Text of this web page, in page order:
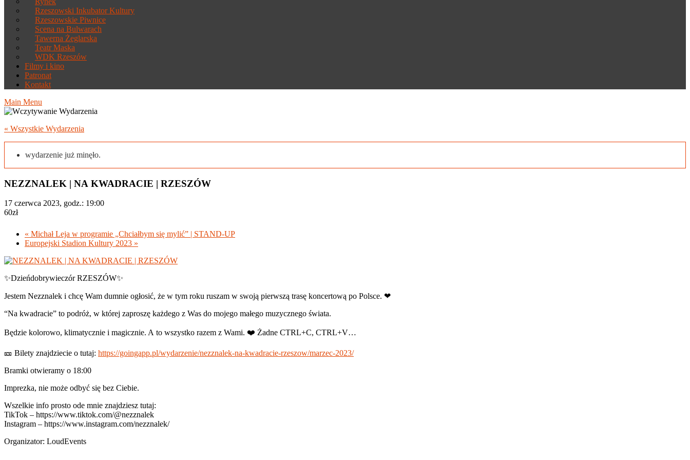
Rzeszowski Inkubator Kultury
Rzeszowskie Piwnice
Scena na Bulwarach
Tawerna Żeglarska
Teatr Maska
WDK Rzeszów
Filmy i kino
Patronat
Kontakt
Main Menu
« Wszystkie Wydarzenia
wydarzenie już minęło.
NEZZNALEK | NA KWADRACIE | RZESZÓW
17 czerwca 2023, godz.: 19:00
60zł
« Michał Leja w programie „Chciałbym się mylić” | STAND-UP
Europejski Stadion Kultury 2023 »
✨Dzieńdobrywieczór RZESZÓW✨
Jestem Nezznalek i chcę Wam dumnie ogłosić, że w tym roku ruszam w swoją pierwszą trasę koncertową po Polsce. ❤
“Na kwadracie” to podróż, w której zaproszę każdego z Was do mojego małego muzycznego świata.
Będzie kolorowo, klimatycznie i magicznie. A to wszystko razem z Wami. ❤️ Żadne CTRL+C, CTRL+V…
🎫 Bilety znajdziecie o tutaj: https://goingapp.pl/wydarzenie/nezznalek-na-kwadracie-rzeszow/marzec-2023/
Bramki otwieramy o 18:00
Imprezka, nie może odbyć się bez Ciebie.
Wszelkie info prosto ode mnie znajdziesz tutaj:
TikTok – https://www.tiktok.com/@nezznalek
Instagram – https://www.instagram.com/nezznalek/
Organizator: LoudEvents